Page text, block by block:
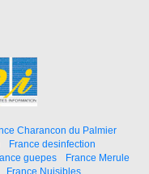
Charancon du Palmier
France desinfection
guepes
France Merule
France Nuisibles